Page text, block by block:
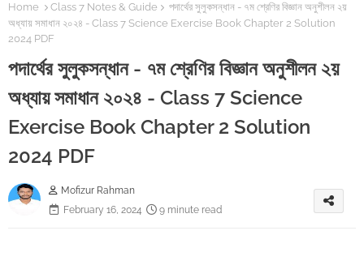
Home Class 7 Notes & Guide
পদার্থের সুলুকসন্ধান - ৭ম শ্রেণির বিজ্ঞান অনুশীলন ২য়
অধ্যায় সমাধান ২০২৪ - Class 7 Science Exercise Book Chapter 2 Solution
2024 PDF
পদার্থের সুলুকসন্ধান - ৭ম শ্রেণির বিজ্ঞান অনুশীলন ২য়
অধ্যায় সমাধান ২০২৪ - Class 7 Science
Exercise Book Chapter 2 Solution
2024 PDF
Mofizur Rahman
February 16, 2024
9 minute read